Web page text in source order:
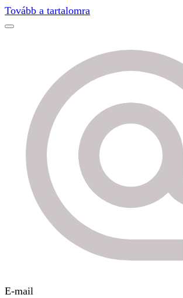
Tovább a tartalomra
E-mail